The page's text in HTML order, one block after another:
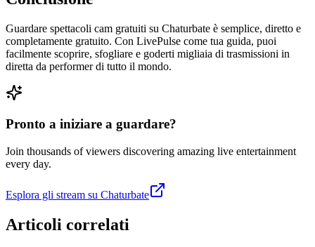
Guardare spettacoli cam gratuiti su Chaturbate è semplice, diretto e
completamente gratuito. Con LivePulse come tua guida, puoi
facilmente scoprire, sfogliare e goderti migliaia di trasmissioni in
diretta da performer di tutto il mondo.
Pronto a iniziare a guardare?
Join thousands of viewers discovering amazing live entertainment
every day.
Esplora gli stream su Chaturbate
Articoli correlati